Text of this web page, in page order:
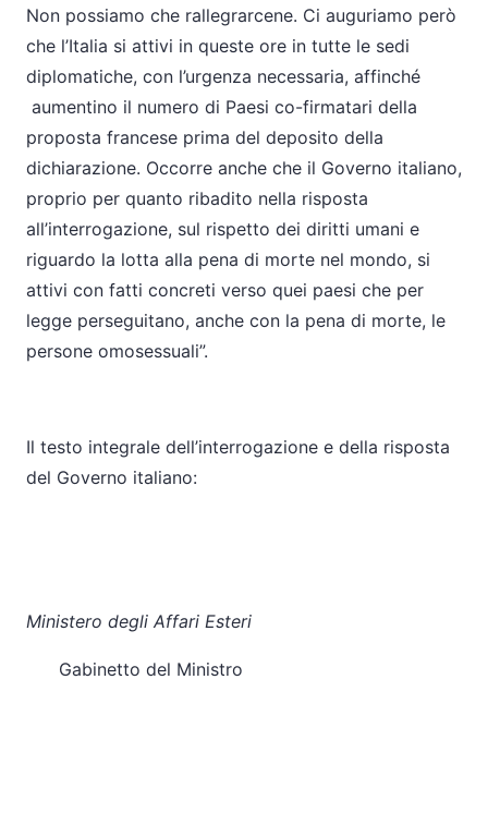
Non possiamo che rallegrarcene. Ci auguriamo però
che l’Italia si attivi in queste ore in tutte le sedi
diplomatiche, con l’urgenza necessaria, affinché
aumentino il numero di Paesi co-firmatari della
proposta francese prima del deposito della
dichiarazione. Occorre anche che il Governo italiano,
proprio per quanto ribadito nella risposta
all’interrogazione, sul rispetto dei diritti umani e
riguardo la lotta alla pena di morte nel mondo, si
attivi con fatti concreti verso quei paesi che per
legge perseguitano, anche con la pena di morte, le
persone omosessuali”.
Il testo integrale dell’interrogazione e della risposta
del Governo italiano:
Ministero degli Affari Esteri
Gabinetto del Ministro